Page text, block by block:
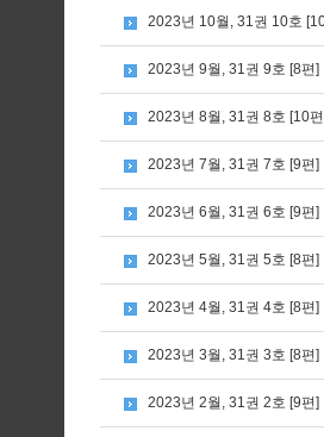
2023년 10월, 31권 10호
2023년 9월, 31권 9호 [8편]
2023년 8월, 31권 8호 [10
2023년 7월, 31권 7호 [9편]
2023년 6월, 31권 6호 [9편]
2023년 5월, 31권 5호 [8편]
2023년 4월, 31권 4호 [8편]
2023년 3월, 31권 3호 [8편]
2023년 2월, 31권 2호 [9편]